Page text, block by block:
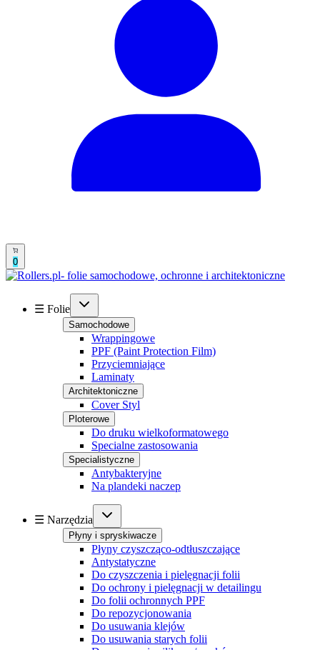
0
☰ Folie
Samochodowe
Wrappingowe
PPF (Paint Protection Film)
Przyciemniające
Laminaty
Architektoniczne
Cover Styl
Ploterowe
Do druku wielkoformatowego
Specialne zastosowania
Specialistyczne
Antybakteryjne
Na plandeki naczep
☰ Narzędzia
Płyny i spryskiwacze
Płyny czyszcząco-odtłuszczające
Antystatyczne
Do czyszczenia i pielęgnacji folii
Do ochrony i pielęgnacji w detailingu
Do folii ochronnych PPF
Do repozycjonowania
Do usuwania klejów
Do usuwania starych folii